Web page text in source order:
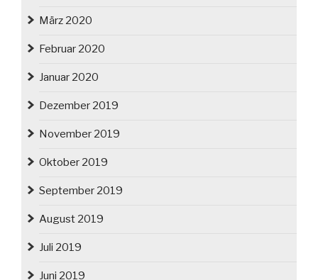
März 2020
Februar 2020
Januar 2020
Dezember 2019
November 2019
Oktober 2019
September 2019
August 2019
Juli 2019
Juni 2019